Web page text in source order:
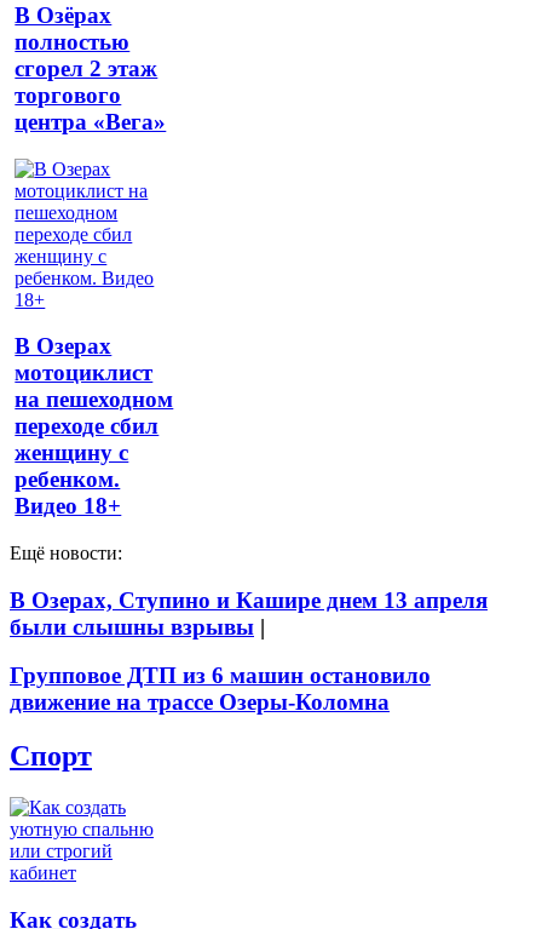
В Озёрах
полностью
сгорел 2 этаж
торгового
центра «Вега»
В Озерах
мотоциклист
на пешеходном
переходе сбил
женщину с
ребенком.
Видео 18+
Ещё новости:
В Озерах, Ступино и Кашире днем 13 апреля
были слышны взрывы |
Групповое ДТП из 6 машин остановило
движение на трассе Озеры-Коломна
Спорт
Как создать